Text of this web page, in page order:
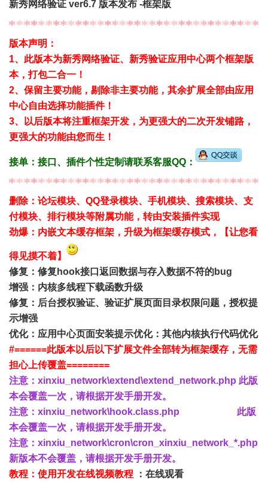
新秀网络验证 ver6.7 版本发布 -框架版
版本声明：
1、此版本为新秀网络验证、新秀验证应用中心两个框架版
本，打包二合一！
2、保留主要功能，剔除非主要功能，其余扩展全部由应用
中心自由选择功能插件！
3、以后版本将注重框架开发，为更强大的二次开发铺路，
更强大的功能由您而生！
接单：接口、插件个性定制请联系客服QQ：
删除：论坛模块、QQ登录模块、手机模块、搜索模块、支
付模块、排行模块等附属功能，转由安装插件实现
劲爆：内嵌文本缓存框架，升级为框架缓存模式，【让您看
得见摸不着】
修复：修复hook接口返回数据与存入数据不符的bug
增强：内核多线程下载函数升级
修复：后台授权验证、验证扩展页面 目录权限问题 ，授权提
示增强
优化：应用中心页面安装提示优化：其他内核执行代码优化
#======此版本以后以下扩展文件全部转为框架缓存，无需
担心上传覆盖========
注意：xinxiu_network\extend\extend_network.php 此版
本会覆盖一次，请根据开发手册开发。
注意：xinxiu_network\hook.class.php 此版
本会覆盖一次 ，请根据开发手册开发。
注意：xinxiu_network\cron\cron_xinxiu_network_*.php
新版本不会覆盖，请根据开发手册开发。
教程：使用开发在线视频教程 ： 在线观看